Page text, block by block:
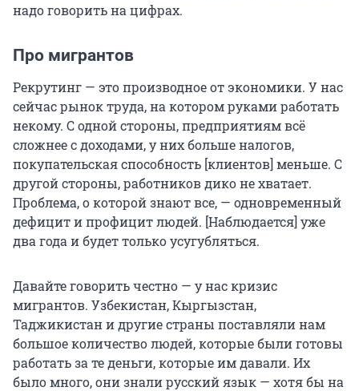
надо говорить на цифрах.
Про мигрантов
Рекрутинг — это производное от экономики. У нас
сейчас рынок труда, на котором руками работать
некому. С одной стороны, предприятиям всё
сложнее с доходами, у них больше налогов,
покупательская способность [клиентов] меньше. С
другой стороны, работников дико не хватает.
Проблема, о которой знают все, — одновременный
дефицит и профицит людей. [Наблюдается] уже
два года и будет только усугубляться.
Давайте говорить честно — у нас кризис
мигрантов. Узбекистан, Кыргызстан,
Таджикистан и другие страны поставляли нам
большое количество людей, которые были готовы
работать за те деньги, которые им давали. Их
было много, они знали русский язык — хотя бы на